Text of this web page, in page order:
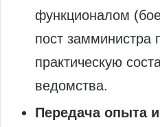
функционалом
пост замминистра
практическую
ведомства.
Передача опыта